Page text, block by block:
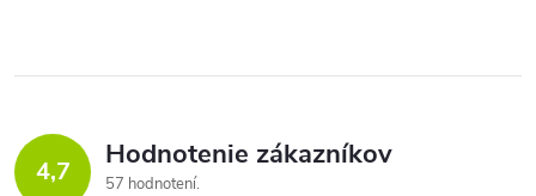
4,7 Hodnotenie zákazníkov
57 hodnotení